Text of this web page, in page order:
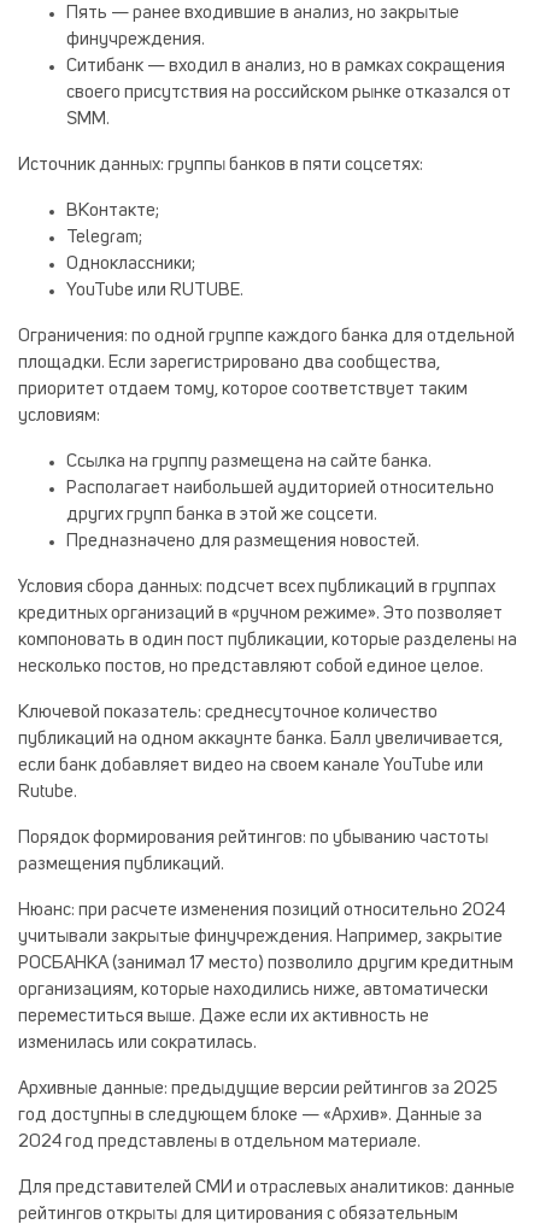
Пять — ранее входившие в анализ, но закрытые
финучреждения.
Ситибанк — входил в анализ, но в рамках сокращения
своего присутствия на российском рынке отказался от
SMM.
Источник данных: группы банков в пяти соцсетях:
ВКонтакте;
Telegram;
Одноклассники;
YouTube или RUTUBE.
Ограничения: по одной группе каждого банка для отдельной
площадки. Если зарегистрировано два сообщества,
приоритет отдаем тому, которое соответствует таким
условиям:
Ссылка на группу размещена на сайте банка.
Располагает наибольшей аудиторией относительно
других групп банка в этой же соцсети.
Предназначено для размещения новостей.
Условия сбора данных: подсчет всех публикаций в группах
кредитных организаций в «ручном режиме». Это позволяет
компоновать в один пост публикации, которые разделены на
несколько постов, но представляют собой единое целое.
Ключевой показатель: среднесуточное количество
публикаций на одном аккаунте банка. Балл увеличивается,
если банк добавляет видео на своем канале YouTube или
Rutube.
Порядок формирования рейтингов: по убыванию частоты
размещения публикаций.
Нюанс: при расчете изменения позиций относительно 2024
учитывали закрытые финучреждения. Например, закрытие
РОСБАНКА (занимал 17 место) позволило другим кредитным
организациям, которые находились ниже, автоматически
переместиться выше. Даже если их активность не
изменилась или сократилась.
Архивные данные: предыдущие версии рейтингов за 2025
год доступны в следующем блоке — «Архив». Данные за
2024 год представлены в отдельном материале.
Для представителей СМИ и отраслевых аналитиков: данные
рейтингов открыты для цитирования с обязательным